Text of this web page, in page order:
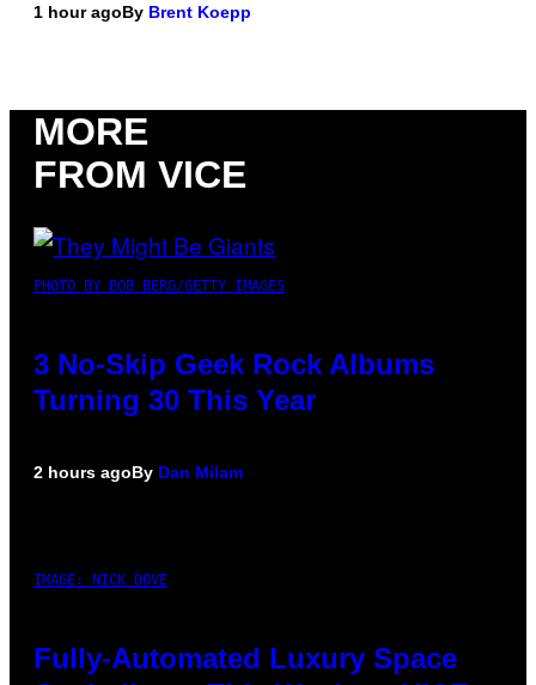
1 hour agoBy Brent Koepp
MORE
FROM VICE
PHOTO BY BOB BERG/GETTY IMAGES
3 No-Skip Geek Rock Albums
Turning 30 This Year
2 hours agoBy Dan Milam
IMAGE: NICK DOVE
Fully-Automated Luxury Space